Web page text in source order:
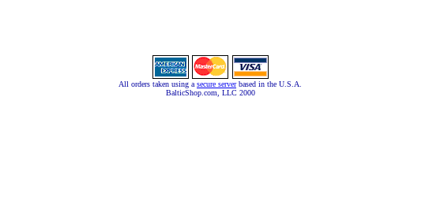
All orders taken using a secure serverbased in the U.S.A.
BalticShop.com, LLC 2000